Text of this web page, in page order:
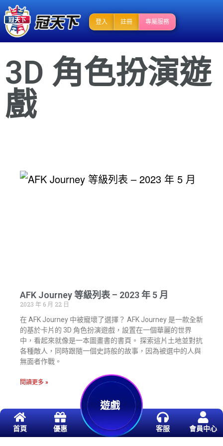
登入 註冊 專屬服務
3D 角色扮演遊
戲
AFK Journey 等級列表 – 2023 年 5 月
2023 年 6 月 22 日
在 AFK Journey 中被寵壞了選擇？ AFK Journey 是一款全新
的基於卡片的 3D 角色扮演遊戲，設置在一個華麗的世界
中，看起來就像是一本圖畫書的書頁。 探索這片土地並對抗
各種敵人，同時跟隨一個史詩般的故事，因為被選中的人與
無面者作戰。
閱讀更多 »
首頁 優惠
遊戲
客服 會員中心